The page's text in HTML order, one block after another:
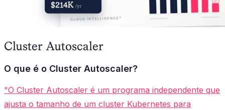
Cluster Autoscaler
O que é o Cluster Autoscaler?
"O Cluster Autoscaler é um programa independente que
ajusta o tamanho de um cluster Kubernetes para